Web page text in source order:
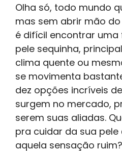
Olha só, todo mundo
mas sem abrir mão
é difícil encontrar uma
pele sequinha,
clima quente ou
se movimenta
dez opções incríveis
surgem no mercado,
serem suas aliadas.
pra cuidar da sua pele
aquela sensação